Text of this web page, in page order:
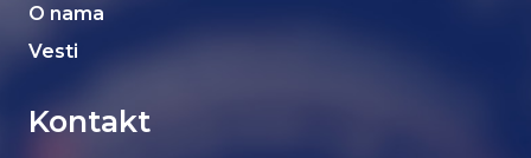
O nama
Vesti
Kontakt